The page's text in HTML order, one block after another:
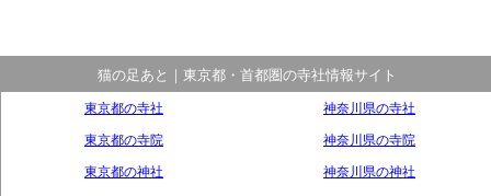
猫の足あと｜東京都・首都圏の寺社情報サイト
東京都の寺社
東京都の寺院
東京都の神社
神奈川県の寺社
神奈川県の寺院
神奈川県の神社